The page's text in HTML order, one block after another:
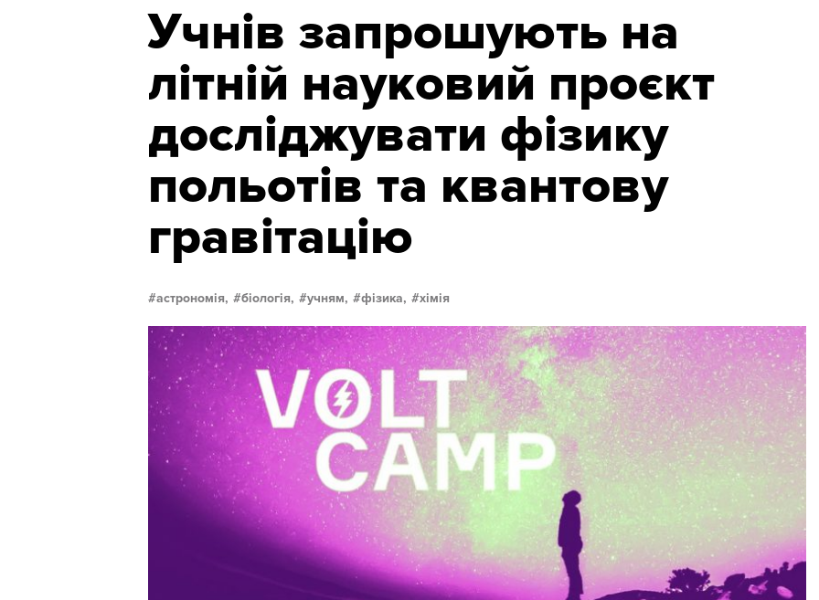
Учнів запрошують на
літній науковий проєкт
досліджувати фізику
польотів та квантову
гравітацію
астрономія, біологія, учням, фізика, хімія